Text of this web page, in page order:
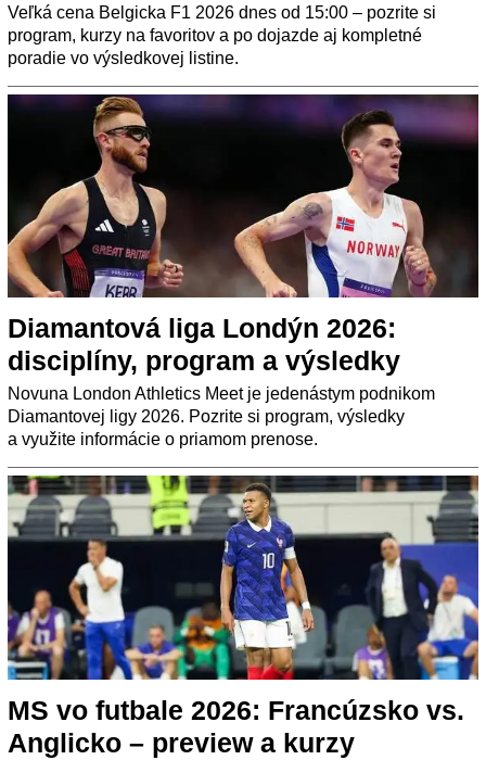
Veľká cena Belgicka F1 2026 dnes od 15:00 – pozrite si
program, kurzy na favoritov a po dojazde aj kompletné
poradie vo výsledkovej listine.
Diamantová liga Londýn 2026:
disciplíny, program a výsledky
Novuna London Athletics Meet je jedenástym podnikom
Diamantovej ligy 2026. Pozrite si program, výsledky
a využite informácie o priamom prenose.
MS vo futbale 2026: Francúzsko vs.
Anglicko – preview a kurzy